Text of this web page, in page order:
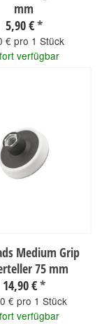
mm
5,90 €*
€ pro 1 Stück
verfügbar
Medium Grip
75 mm
14,90 €*
€ pro 1 Stück
verfügbar